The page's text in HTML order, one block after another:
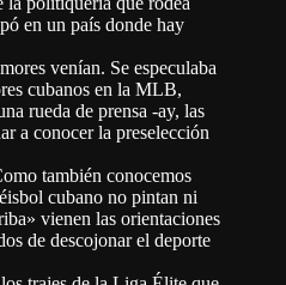
en un país donde hay
venían. Se especulaba
cubanos en la MLB,
rueda de prensa -ay, las
a conocer la preselección
también conocemos
cubano no pintan ni
vienen las orientaciones
de descojonar el deporte